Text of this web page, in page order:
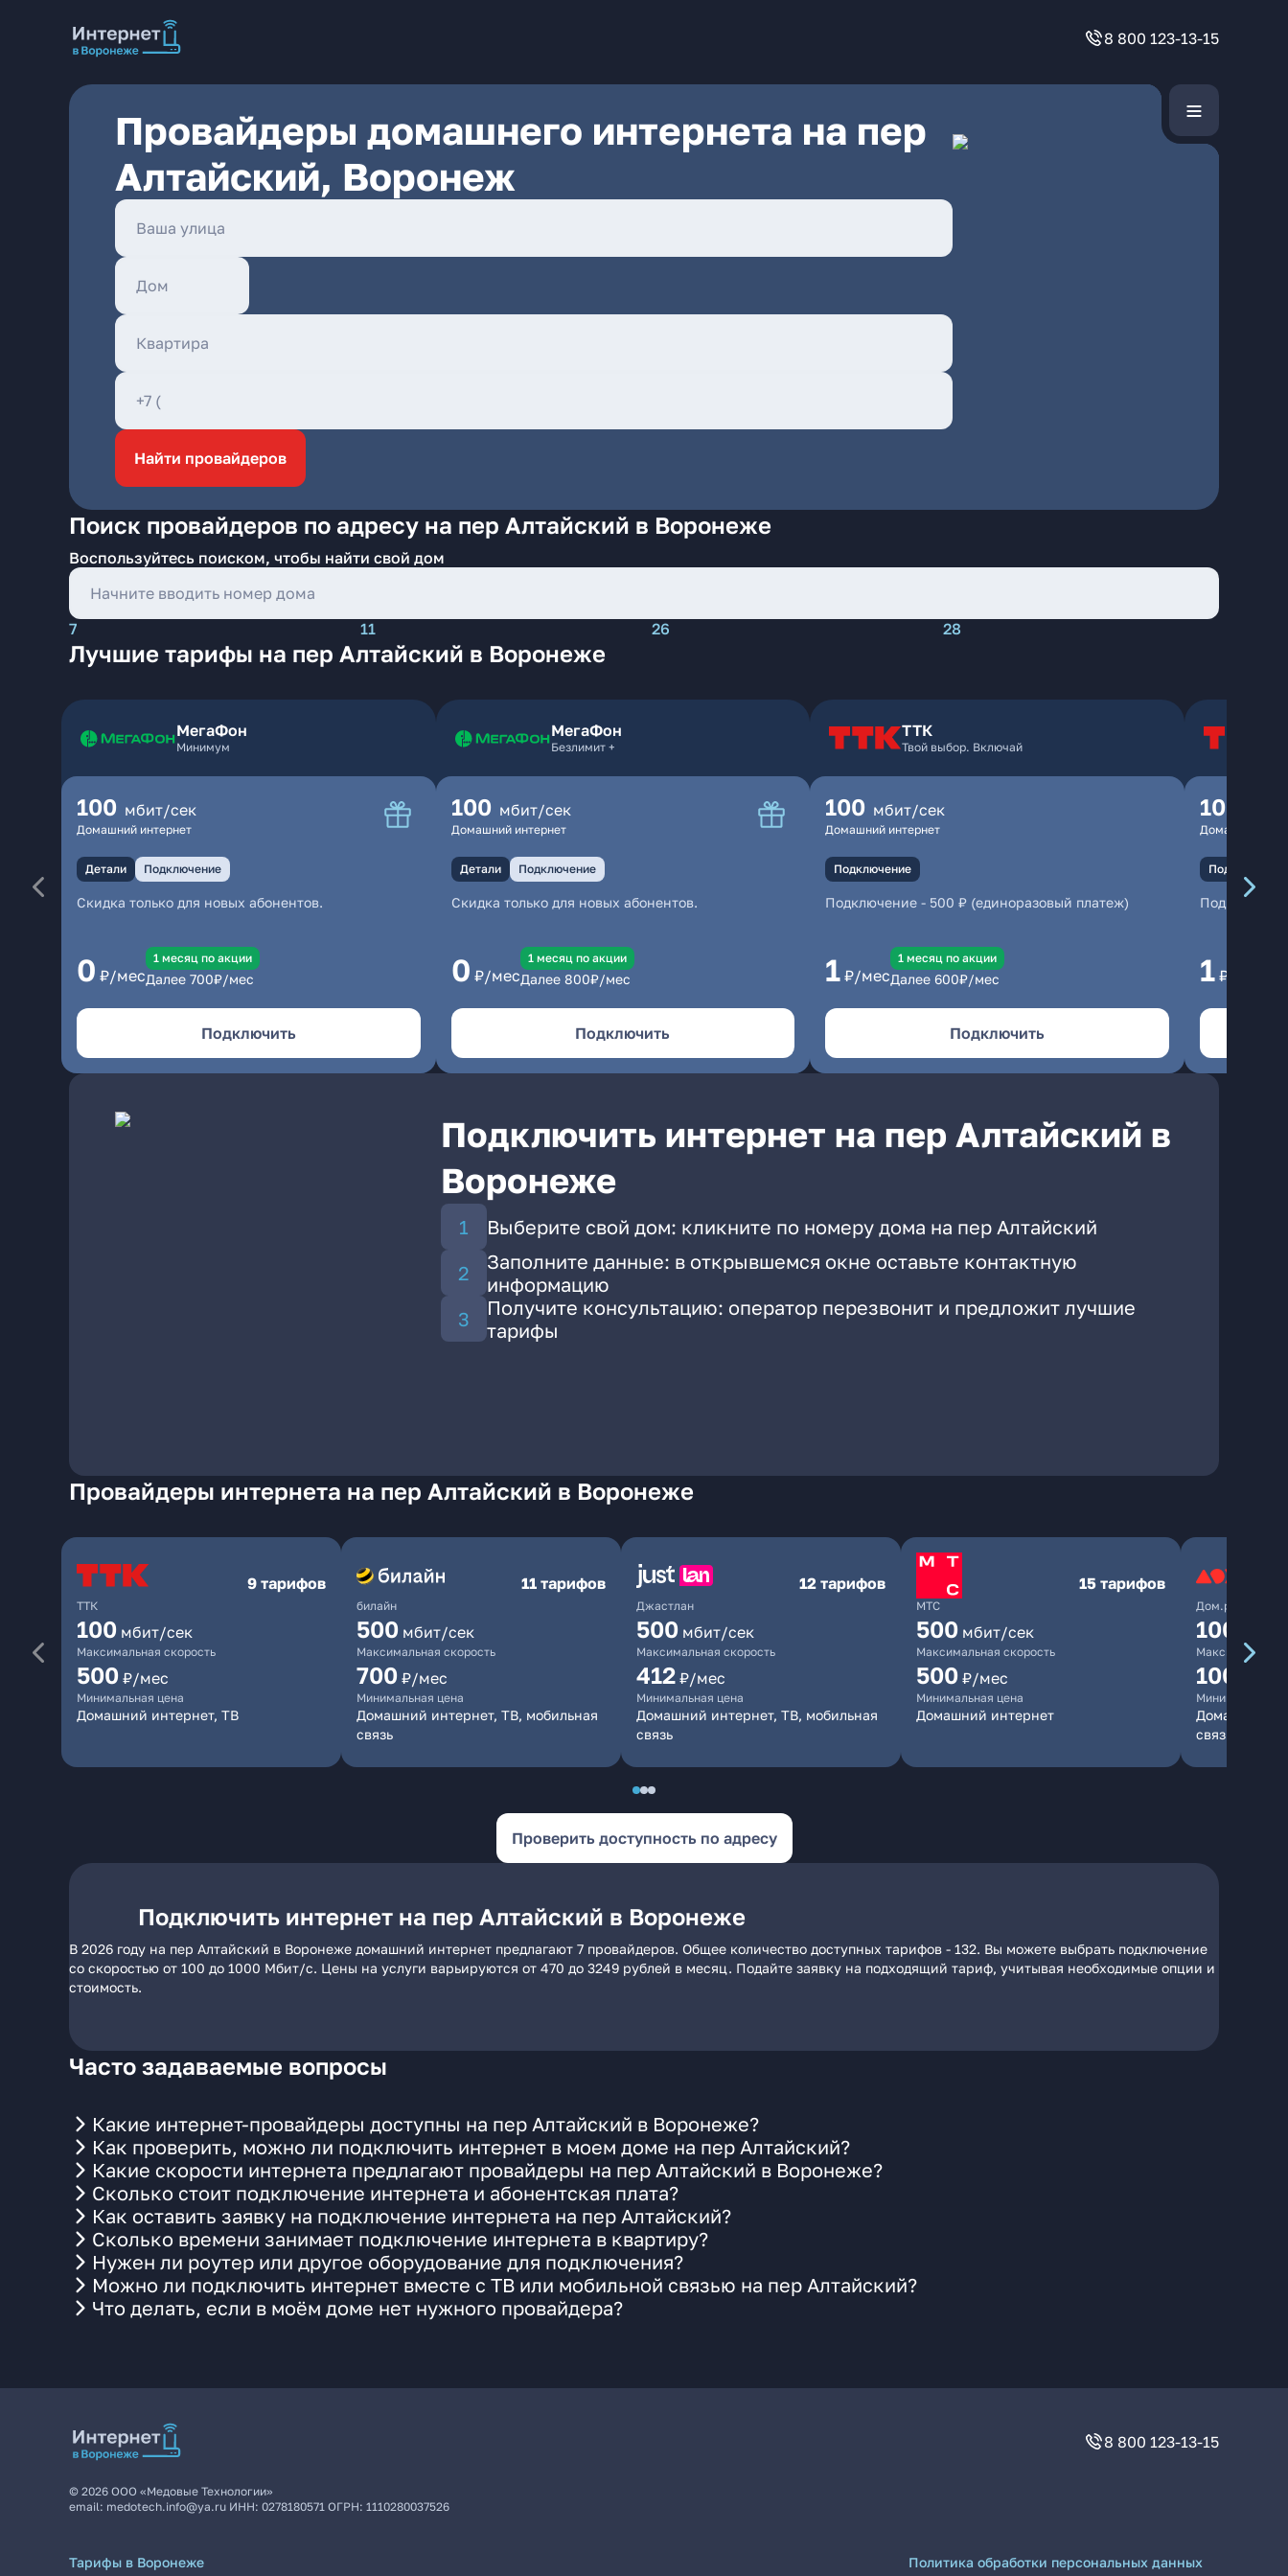
8 800 123-13-15
Провайдеры домашнего интернета на пер
Алтайский, Воронеж
Найти провайдеров
Поиск провайдеров по адресу на пер Алтайский в Воронеже
Воспользуйтесь поиском, чтобы найти свой дом
7 11 26 28
Лучшие тарифы на пер Алтайский в Воронеже
МегаФон
Минимум
100 мбит/сек
Домашний интернет
Детали Подключение
Скидка только для новых абонентов.
0 ₽/мес
1 месяц по акции
Далее 700₽/мес
Подключить
МегаФон
Безлимит +
100 мбит/сек
Домашний интернет
Детали Подключение
Скидка только для новых абонентов.
0 ₽/мес
1 месяц по акции
Далее 800₽/мес
Подключить
ТТК
Твой выбор. Включай
100 мбит/сек
Домашний интернет
Подключение
Подключение - 500 ₽ (единоразовый платеж)
1 ₽/мес
1 месяц по акции
Далее 600₽/мес
Подключить
100
Домашний
Подключение
1 ₽/мес
Подключить интернет на пер Алтайский в
Воронеже
Выберите свой дом: кликните по номеру дома на пер Алтайский
Заполните данные: в открывшемся окне оставьте контактную
информацию
Получите консультацию: оператор перезвонит и предложит лучшие
тарифы
Провайдеры интернета на пер Алтайский в Воронеже
ТТК
9 тарифов
100 мбит/сек
Максимальная скорость
500 ₽/мес
Минимальная цена
Домашний интернет, ТВ
билайн
11 тарифов
500 мбит/сек
Максимальная скорость
700 ₽/мес
Минимальная цена
Домашний интернет, ТВ, мобильная
связь
Джастлан
12 тарифов
500 мбит/сек
Максимальная скорость
412 ₽/мес
Минимальная цена
Домашний интернет, ТВ, мобильная
связь
МТС
15 тарифов
500 мбит/сек
Максимальная скорость
500 ₽/мес
Минимальная цена
Домашний интернет
Дом.ру
1000
Максимальная
1000
Минимальная
Домашний
связь
Проверить доступность по адресу
Подключить интернет на пер Алтайский в Воронеже
В 2026 году на пер Алтайский в Воронеже домашний интернет предлагают 7 провайдеров. Общее количество доступных тарифов - 132. Вы можете выбрать подключение
со скоростью от 100 до 1000 Мбит/с. Цены на услуги варьируются от 470 до 3249 рублей в месяц. Подайте заявку на подходящий тариф, учитывая необходимые опции и
стоимость.
Часто задаваемые вопросы
Какие интернет-провайдеры доступны на пер Алтайский в Воронеже?
Как проверить, можно ли подключить интернет в моем доме на пер Алтайский?
Какие скорости интернета предлагают провайдеры на пер Алтайский в Воронеже?
Сколько стоит подключение интернета и абонентская плата?
Как оставить заявку на подключение интернета на пер Алтайский?
Сколько времени занимает подключение интернета в квартиру?
Нужен ли роутер или другое оборудование для подключения?
Можно ли подключить интернет вместе с ТВ или мобильной связью на пер Алтайский?
Что делать, если в моём доме нет нужного провайдера?
8 800 123-13-15
© 2026 ООО «Медовые Технологии»
email: medotech.info@ya.ru ИНН: 0278180571 ОГРН: 1110280037526
Тарифы в Воронеже
Политика обработки персональных данных